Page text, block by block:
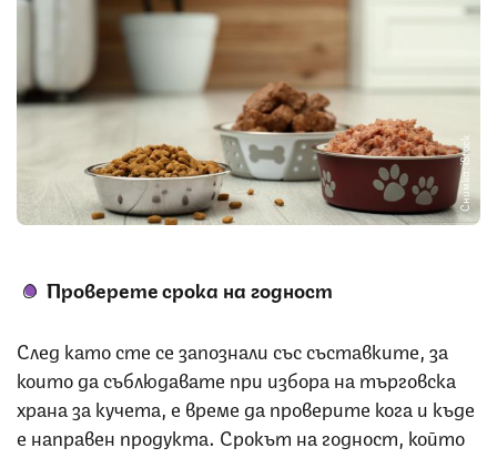
Снимка: iStock
Проверете срока на годност
След като сте се запознали със съставките, за
които да съблюдавате при избора на търговска
храна за кучета, е време да проверите кога и къде
е направен продукта. Срокът на годност, който